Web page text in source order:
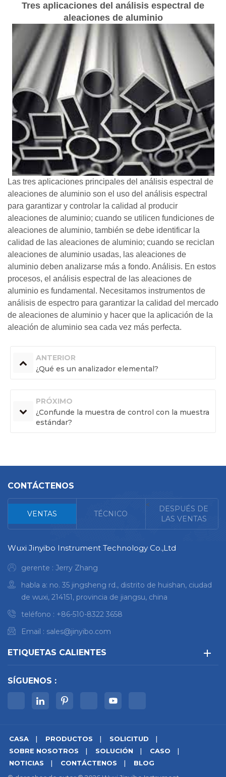
Tres aplicaciones del análisis espectral de
aleaciones de aluminio
Las tres aplicaciones principales del análisis espectral de
aleaciones de aluminio son el uso del análisis espectral
para garantizar y controlar la calidad al producir
aleaciones de aluminio; cuando se utilicen fundiciones de
aleaciones de aluminio, también se debe identificar la
calidad de las aleaciones de aluminio; cuando se reciclan
aleaciones de aluminio usadas, las aleaciones de
aluminio deben analizarse más a fondo. Análisis. En estos
procesos, el análisis espectral de las aleaciones de
aluminio es fundamental. Necesitamos instrumentos de
análisis de espectro para garantizar la calidad del mercado
de aleaciones de aluminio y hacer que la aplicación de la
aleación de aluminio sea cada vez más perfecta.
ANTERIOR
¿Qué es un analizador elemental?
PRÓXIMO
¿Confunde la muestra de control con la muestra
estándar?
CONTÁCTENOS
VENTAS TÉCNICO
<
DESPUÉS DE
LAS VENTAS
Wuxi Jinyibo Instrument Technology Co.,Ltd
gerente : Jerry Zhang
habla a: no. 35 jingsheng rd., distrito de huishan, ciudad
de wuxi, 214151, provincia de jiangsu, china
teléfono : +86-510-8322 3658
Email : sales@jinyibo.com
ETIQUETAS CALIENTES
SÍGUENOS :
CASA PRODUCTOS
SOLICITUD
SOBRE NOSOTROS
SOLUCIÓN
CASO
NOTICIAS
CONTÁCTENOS
BLOG